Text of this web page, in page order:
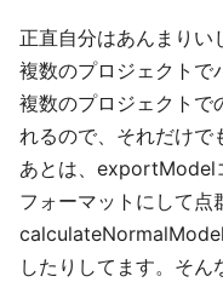
正直自分はあんまりい
複数のプロジェクトで
複数のプロジェクトで
れるので、それだけで
あとは、exportModel
フォーマットにして点
したりしてます。そん